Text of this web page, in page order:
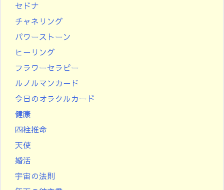
セドナ
チャネリング
パワーストーン
ヒーリング
フラワーセラピー
ルノルマンカード
今日のオラクルカード
健康
四柱推命
天使
婚活
宇宙の法則